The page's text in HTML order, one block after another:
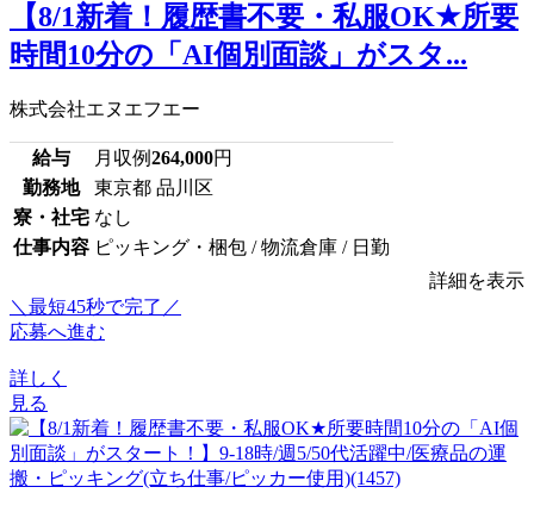
【8/1新着！履歴書不要・私服OK★所要
時間10分の「AI個別面談」がスタ...
株式会社エヌエフエー
給与 月収例264,000円
勤務地
東京都 品川区
寮・社宅 なし
仕事内容 ピッキング・梱包 / 物流倉庫 / 日勤
詳細を表示
＼最短45秒で完了／
応募へ進む
詳しく
見る